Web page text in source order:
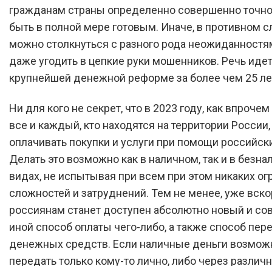
гражданам страны определенно совершенно
быть в полной мере готовым. Иначе, в противном
можно столкнуться с разного рода
даже угодить в цепкие руки мошенников. Речь
крупнейшей денежной реформе за более чем 25
Ни для кого не секрет, что в 2023 году, как
все и каждый, кто находятся на территории России,
оплачивать покупки и услуги при помощи
Делать это возможно как в наличном, так и в
видах, не испытывая при всем при этом никаких
сложностей и затруднений. Тем не менее, уже
россиянам станет доступен абсолютно новый и
иной способ оплаты чего-либо, а также способ
денежных средств. Если наличные деньги
передать только кому-то лично, либо через